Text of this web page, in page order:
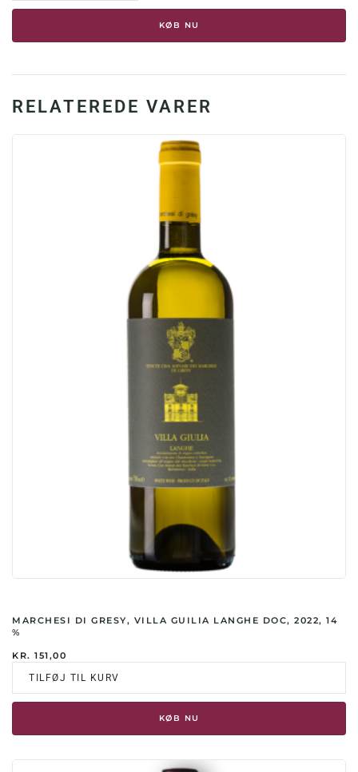
DOCG,
14,5
antal
KØB NU
RELATEREDE VARER
MARCHESI DI GRESY, VILLA GUILIA LANGHE DOC, 2022, 14
%
KR. 151,00
TILFØJ TIL KURV
KØB NU